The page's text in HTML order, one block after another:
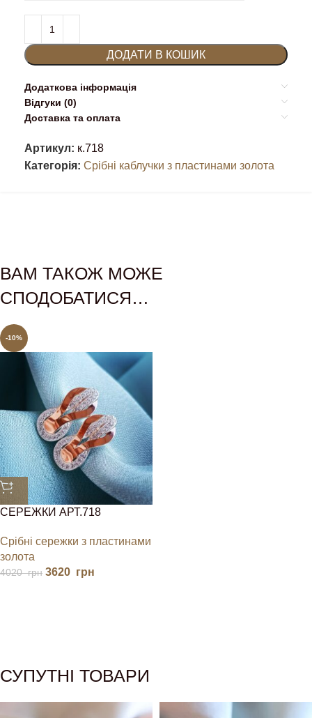
ДОДАТИ В КОШИК
Додаткова інформація
Відгуки (0)
Доставка та оплата
Артикул: к.718
Категорія: Срібні каблучки з пластинами золота
ВАМ ТАКОЖ МОЖЕ
СПОДОБАТИСЯ…
-10%
СЕРЕЖКИ АРТ.718
Срібні сережки з пластинами
золота
4020грн 3620 грн
СУПУТНІ ТОВАРИ